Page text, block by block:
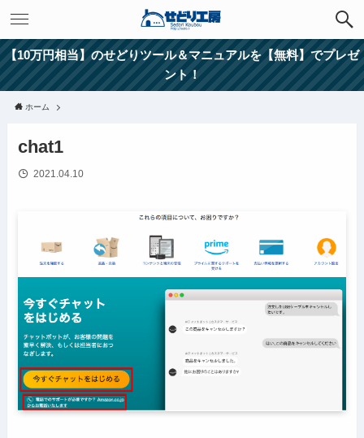
【10万円相当】のせどりツール＆マニュアルを【無料】でプレゼ
ント！
ホーム
chat1
2021.04.10